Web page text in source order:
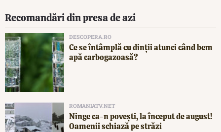
Recomandări din presa de azi
DESCOPERA.RO
Ce se întâmplă cu dinții atunci când bem
apă carbogazoasă?
ROMANIATV.NET
Ninge ca-n povești, la început de august!
Oamenii schiază pe străzi